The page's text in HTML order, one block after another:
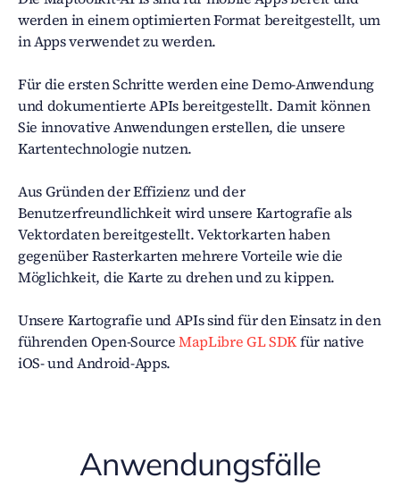
werden in einem optimierten Format bereitgestellt, um
in Apps verwendet zu werden.
Für die ersten Schritte werden eine Demo-Anwendung
und dokumentierte APIs bereitgestellt. Damit können
Sie innovative Anwendungen erstellen, die unsere
Kartentechnologie nutzen.
Aus Gründen der Effizienz und der
Benutzerfreundlichkeit wird unsere Kartografie als
Vektordaten bereitgestellt. Vektorkarten haben
gegenüber Rasterkarten mehrere Vorteile wie die
Möglichkeit, die Karte zu drehen und zu kippen.
Unsere Kartografie und APIs sind für den Einsatz in den
führenden Open-SourceMapLibre GL SDKfür native
iOS- und Android-Apps.
Anwendungsfälle